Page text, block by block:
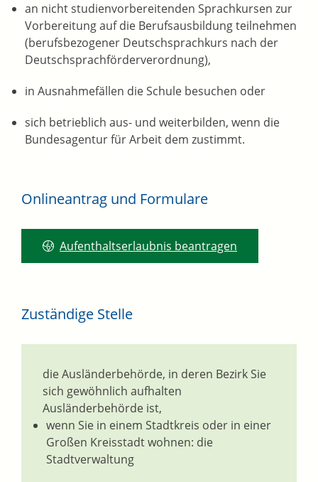
an nicht studienvorbereitenden Sprachkursen zur
Vorbereitung auf die Berufsausbildung teilnehmen
(berufsbezogener Deutschsprachkurs nach der
Deutschsprachförderverordnung),
in Ausnahmefällen die Schule besuchen oder
sich betrieblich aus- und weiterbilden, wenn die
Bundesagentur für Arbeit dem zustimmt.
Onlineantrag und Formulare
Aufenthaltserlaubnis beantragen
Zuständige Stelle
die Ausländerbehörde, in deren Bezirk Sie
sich gewöhnlich aufhalten
Ausländerbehörde ist,
wenn Sie in einem Stadtkreis oder in einer
Großen Kreisstadt wohnen: die
Stadtverwaltung